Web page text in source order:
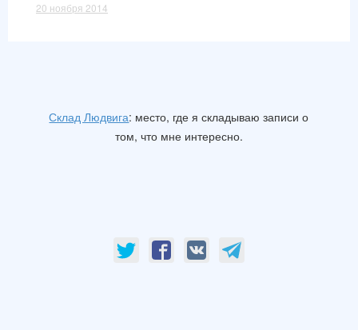
20 ноября 2014
Склад Людвига: место, где я складываю записи о
том, что мне интересно.